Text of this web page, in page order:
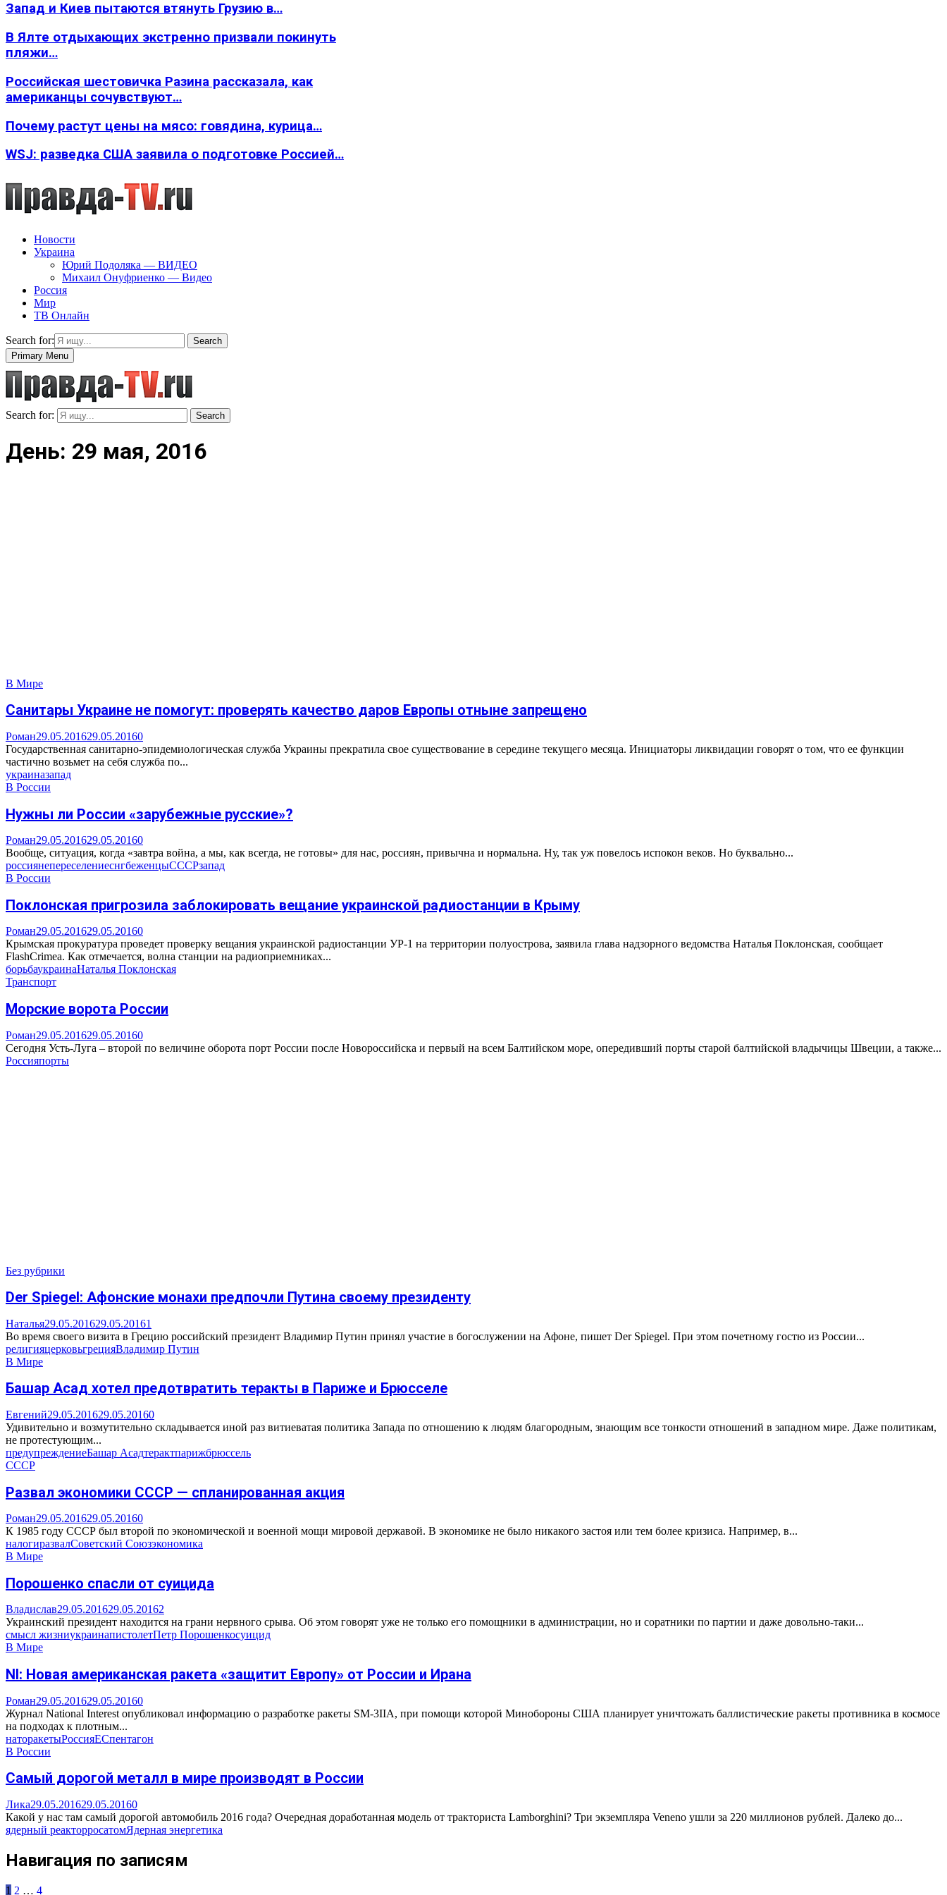
Запад и Киев пытаются втянуть Грузию в…
В Ялте отдыхающих экстренно призвали покинуть
пляжи…
Российская шестовичка Разина рассказала, как
американцы сочувствуют…
Почему растут цены на мясо: говядина, курица…
WSJ: разведка США заявила о подготовке Россией…
Новости
Украина
Юрий Подоляка — ВИДЕО
Михаил Онуфриенко — Видео
Россия
Мир
ТВ Онлайн
Search for:
Search
Primary Menu
Search for: Search
День: 29 мая, 2016
В Мире
Санитары Украине не помогут: проверять качество даров Европы отныне запрещено
Роман29.05.201629.05.20160
Государственная санитарно-эпидемиологическая служба Украины прекратила свое существование в середине текущего месяца. Инициаторы ликвидации говорят о том, что ее функции
частично возьмет на себя служба по...
украиназапад
В России
Нужны ли России «зарубежные русские»?
Роман29.05.201629.05.20160
Вообще, ситуация, когда «завтра война, а мы, как всегда, не готовы» для нас, россиян, привычна и нормальна. Ну, так уж повелось испокон веков. Но буквально...
россиянепереселениеснгбеженцыСССРзапад
В России
Поклонская пригрозила заблокировать вещание украинской радиостанции в Крыму
Роман29.05.201629.05.20160
Крымская прокуратура проведет проверку вещания украинской радиостанции УР-1 на территории полуострова, заявила глава надзорного ведомства Наталья Поклонская, сообщает
FlashCrimea. Как отмечается, волна станции на радиоприемниках...
борьбаукраинаНаталья Поклонская
Транспорт
Морские ворота России
Роман29.05.201629.05.20160
Сегодня Усть-Луга – второй по величине оборота порт России после Новороссийска и первый на всем Балтийском море, опередивший порты старой балтийской владычицы Швеции, а также...
Россияпорты
Без рубрики
Der Spiegel: Афонские монахи предпочли Путина своему президенту
Наталья29.05.201629.05.20161
Во время своего визита в Грецию российский президент Владимир Путин принял участие в богослужении на Афоне, пишет Der Spiegel. При этом почетному гостю из России...
религияцерковьгрецияВладимир Путин
В Мире
Башар Асад хотел предотвратить теракты в Париже и Брюсселе
Евгений29.05.201629.05.20160
Удивительно и возмутительно складывается иной раз витиеватая политика Запада по отношению к людям благородным, знающим все тонкости отношений в западном мире. Даже политикам,
не протестующим...
предупреждениеБашар Асадтерактпарижбрюссель
СССР
Развал экономики СССР — спланированная акция
Роман29.05.201629.05.20160
К 1985 году СССР был второй по экономической и военной мощи мировой державой. В экономике не было никакого застоя или тем более кризиса. Например, в...
налогиразвалСоветский Союзэкономика
В Мире
Порошенко спасли от суицида
Владислав29.05.201629.05.20162
Украинский президент находится на грани нервного срыва. Об этом говорят уже не только его помощники в администрации, но и соратники по партии и даже довольно-таки...
смысл жизниукраинапистолетПетр Порошенкосуицид
В Мире
NI: Новая американская ракета «защитит Европу» от России и Ирана
Роман29.05.201629.05.20160
Журнал National Interest опубликовал информацию о разработке ракеты SM-3IIA, при помощи которой Минобороны США планирует уничтожать баллистические ракеты противника в космосе
на подходах к плотным...
наторакетыРоссияЕСпентагон
В России
Самый дорогой металл в мире производят в России
Лика29.05.201629.05.20160
Какой у нас там самый дорогой автомобиль 2016 года? Очередная доработанная модель от тракториста Lamborghini? Три экземпляра Veneno ушли за 220 миллионов рублей. Далеко до...
ядерный реакторросатомЯдерная энергетика
Навигация по записям
1 2 … 4